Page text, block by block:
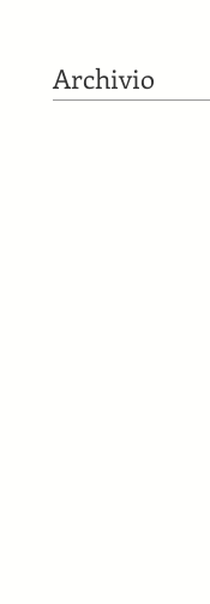
Archivio